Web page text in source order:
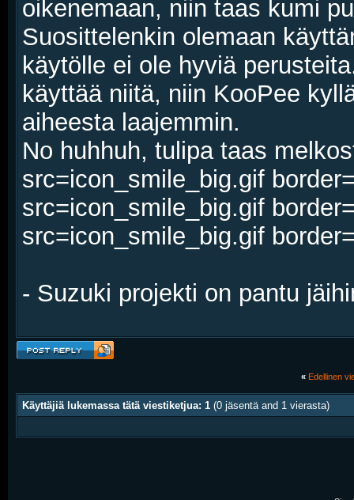
oikenemaan, niin taas kumi
Suosittelenkin olemaan
käytölle ei ole hyviä
käyttää niitä, niin KooPee
aiheesta laajemmin.
No huhhuh, tulipa taas
src=icon_smile_big.gif
src=icon_smile_big.gif
src=icon_smile_big.gif
- Suzuki projekti on pantu
« Edellinen
Käyttäjiä lukemassa tätä viestiketjua: 1 (0 jäsentä and 1 vierasta)